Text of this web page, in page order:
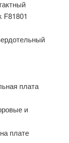
F81801
плата
и
плате